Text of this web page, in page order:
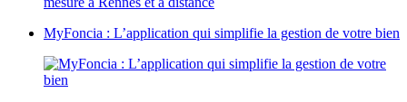
MyFoncia : L’application qui simplifie la gestion de votre bien